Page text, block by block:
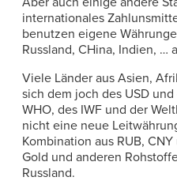
internationales
benutzen eigene
Russland, CHina, Indien, …
Viele Länder aus Asien,
sich dem joch des USD
WHO, des IWF und der
nicht eine neue
Kombination aus RUB,
Gold und anderen
Russland.